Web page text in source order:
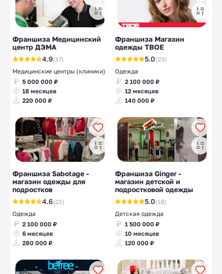
Франшиза Медицинский
центр ДЭМА
4.9(17)
Медицинские центры (клиники)
5 000 000 ₽
18 месяцев
220 000 ₽
Франшиза Магазин
одежды ТВОЕ
5.0(23)
Одежда
2 100 000 ₽
12 месяцев
140 000 ₽
Франшиза Sabotage -
магазин одежды для
подростков
4.6(21)
Одежда
2 100 000 ₽
6 месяцев
280 000 ₽
Франшиза Ginger -
магазин детской и
подростковой одежды
5.0(18)
Детская одежда
1 500 000 ₽
10 месяцев
120 000 ₽